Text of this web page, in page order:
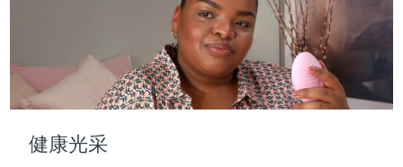
健康光采
預計送達日期8/10/26
預計送達日期8/10/26
台灣 預計送達日期8/15/26
泰國